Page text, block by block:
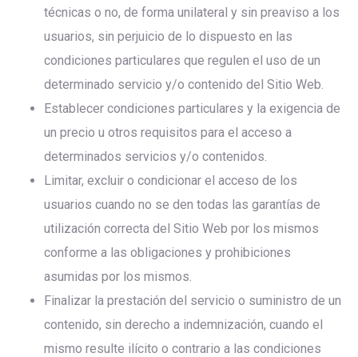
técnicas o no, de forma unilateral y sin preaviso a los
usuarios, sin perjuicio de lo dispuesto en las
condiciones particulares que regulen el uso de un
determinado servicio y/o contenido del Sitio Web.
Establecer condiciones particulares y la exigencia de
un precio u otros requisitos para el acceso a
determinados servicios y/o contenidos.
Limitar, excluir o condicionar el acceso de los
usuarios cuando no se den todas las garantías de
utilización correcta del Sitio Web por los mismos
conforme a las obligaciones y prohibiciones
asumidas por los mismos.
Finalizar la prestación del servicio o suministro de un
contenido, sin derecho a indemnización, cuando el
mismo resulte ilícito o contrario a las condiciones